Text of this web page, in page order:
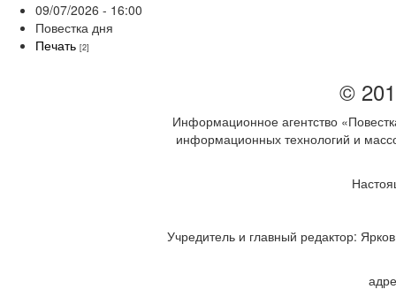
09/07/2026 - 16:00
Повестка дня
Печать [2]
©
Информационное агентство
информационных технологий и
Учредитель и главный редактор: